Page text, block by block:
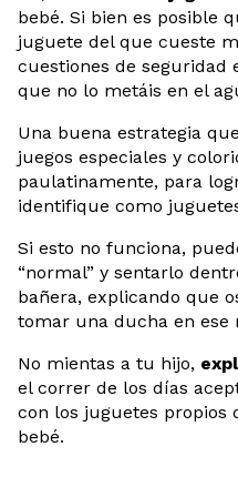
bebé. Si bien es posible
juguete del que cueste
cuestiones de seguridad
que no lo metáis en el
Una buena estrategia
juegos especiales y
paulatinamente, para
identifique como
Si esto no funciona,
“normal” y sentarlo
bañera, explicando que
tomar una ducha en ese
No mientas a tu hijo,
el correr de los días
con los juguetes propios
bebé.